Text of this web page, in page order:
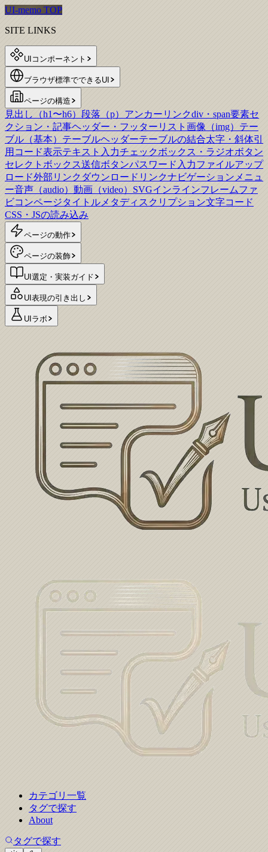
UI-memo TOP
SITE LINKS
UIコンポーネント
ブラウザ標準でできるUI
ページの構造
見出し（h1〜h6） 段落（p） アンカーリンクdiv・span要素セ
クション・記事ヘッダー・フッター リスト 画像（img） テー
ブル（基本） テーブルヘッダーテーブルの結合太字・斜体引
用 コード表示テキスト入力チェックボックス・ラジオボタン
セレクトボックス送信ボタンパスワード入力ファイルアップ
ロード外部リンク ダウンロードリンクナビゲーションメニュ
ー音声（audio） 動画（video） SVGインラインフレームファ
ビコンページタイトル メタディスクリプション文字コード
CSS・JSの読み込み
ページの動作
ページの装飾
UI選定・実装ガイド
UI表現の引き出し
UIラボ
カテゴリ一覧
タグで探す
About
タグで探す